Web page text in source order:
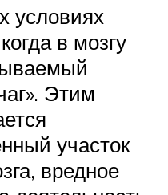
условиях
в мозгу
Этим
участок
вредное